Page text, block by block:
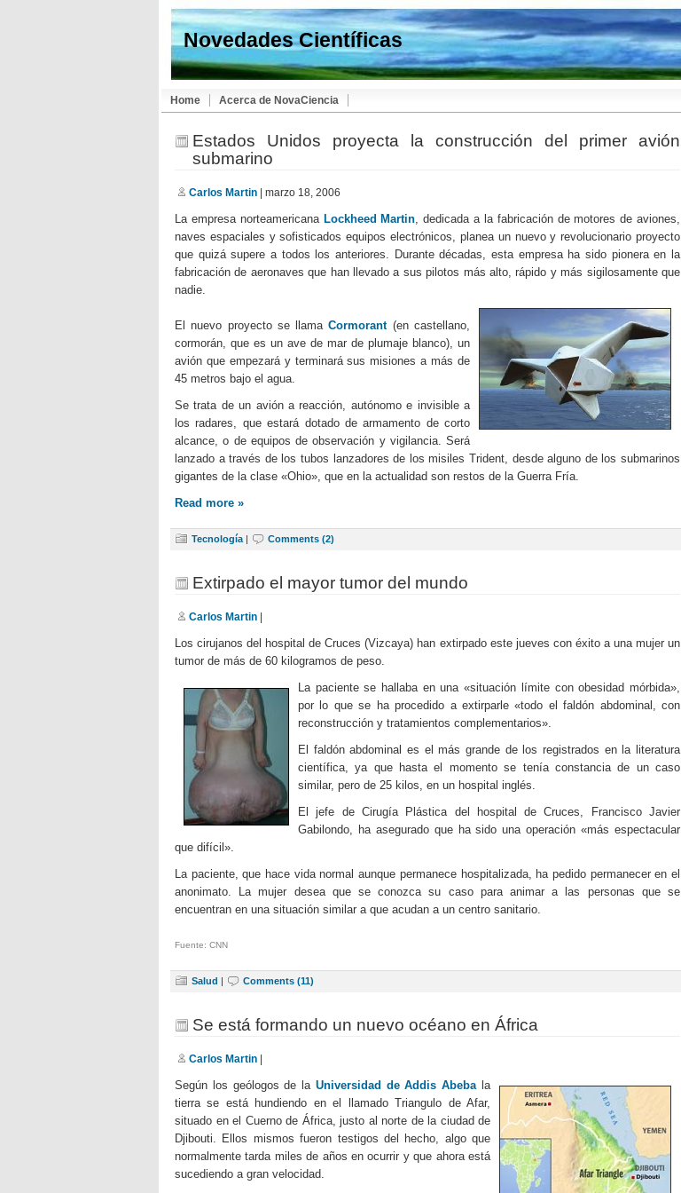
Novedades Científicas
Home Acerca de NovaCiencia
Estados Unidos proyecta la construcción del primer avión
submarino
Carlos Martin | marzo 18, 2006
La empresa norteamericana Lockheed Martin, dedicada a la fabricación de motores de aviones,
naves espaciales y sofisticados equipos electrónicos, planea un nuevo y revolucionario proyecto
que quizá supere a todos los anteriores. Durante décadas, esta empresa ha sido pionera en la
fabricación de aeronaves que han llevado a sus pilotos más alto, rápido y más sigilosamente que
nadie.
El nuevo proyecto se llamaCormorant(en castellano,
cormorán, que es un ave de mar de plumaje blanco), un
avión que empezará y terminará sus misiones a más de
45 metros bajo el agua.
Se trata de un avión a reacción, autónomo e invisible a
los radares, que estará dotado de armamento de corto
alcance, o de equipos de observación y vigilancia. Será
lanzado a través de los tubos lanzadores de los misiles Trident, desde alguno de los submarinos
gigantes de la clase «Ohio», que en la actualidad son restos de la Guerra Fría.
Read more »
Tecnología | Comments (2)
Extirpado el mayor tumor del mundo
Carlos Martin
Los cirujanos del hospital de Cruces (Vizcaya) han extirpado este jueves con éxito a una mujer un
tumor de más de 60 kilogramos de peso.
La paciente se hallaba en una «situación límite con obesidad mórbida»,
por lo que se ha procedido a extirparle «todo el faldón abdominal, con
reconstrucción y tratamientos complementarios».
El faldón abdominal es el más grande de los registrados en la literatura
científica, ya que hasta el momento se tenía constancia de un caso
similar, pero de 25 kilos, en un hospital inglés.
El jefe de Cirugía Plástica del hospital de Cruces, Francisco Javier
Gabilondo, ha asegurado que ha sido una operación «más espectacular
que difícil».
La paciente, que hace vida normal aunque permanece hospitalizada, ha pedido permanecer en el
anonimato. La mujer desea que se conozca su caso para animar a las personas que se
encuentran en una situación similar a que acudan a un centro sanitario.
Fuente: CNN
Salud | Comments (11)
Se está formando un nuevo océano en África
Carlos Martin
Según los geólogos de la Universidad de Addis Abebala
tierra se está hundiendo en el llamado Triangulo de Afar,
situado en el Cuerno de África, justo al norte de la ciudad de
Djibouti. Ellos mismos fueron testigos del hecho, algo que
normalmente tarda miles de años en ocurrir y que ahora está
sucediendo a gran velocidad.